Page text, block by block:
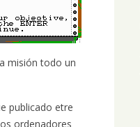
misión todo un
publicado etre
ordenadores